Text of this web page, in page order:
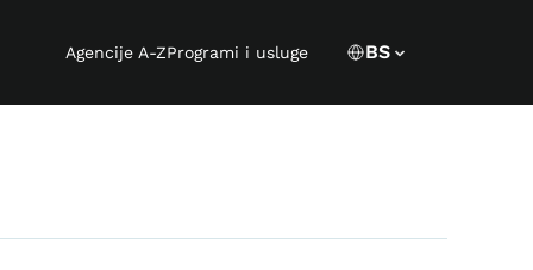
Agencije A-ZProgrami i uslugeLanguage
CURRENT
BS